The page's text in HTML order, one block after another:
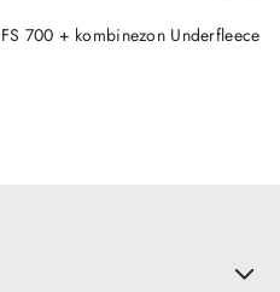
700 + kombinezon Underfleece